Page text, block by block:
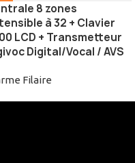
8 zones
à 32 + Clavier
LCD + Transmetteur
Digital/Vocal / AVS
Filaire